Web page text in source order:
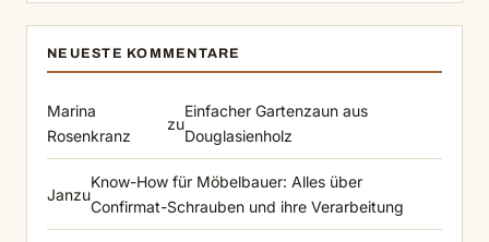
NEUESTE KOMMENTARE
Marina
Rosenkranz
zu
Einfacher Gartenzaun aus
Douglasienholz
Janzu
Know-How für Möbelbauer: Alles über
Confirmat-Schrauben und ihre Verarbeitung